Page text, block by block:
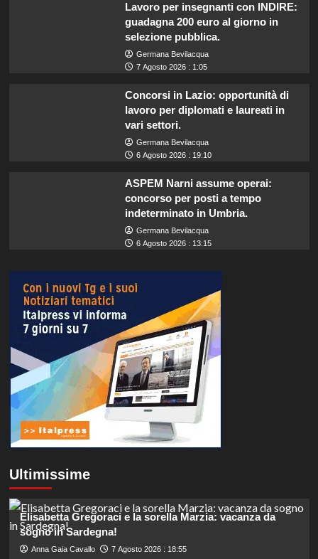
Lavoro per insegnanti con INDIRE:
guadagna 200 euro al giorno in
selezione pubblica.
Germana Bevilacqua
7 Agosto 2026 : 1:05
Concorsi in Lazio: opportunità di
lavoro per diplomati e laureati in
vari settori.
Germana Bevilacqua
6 Agosto 2026 : 19:10
ASPEM Narni assume operai:
concorso per posti a tempo
indeterminato in Umbria.
Germana Bevilacqua
6 Agosto 2026 : 13:15
Ultimissime
Elisabetta Gregoraci e la sorella Marzia: vacanza da
sogno in Sardegna!
Anna Gaia Cavallo 7 Agosto 2026 : 18:55